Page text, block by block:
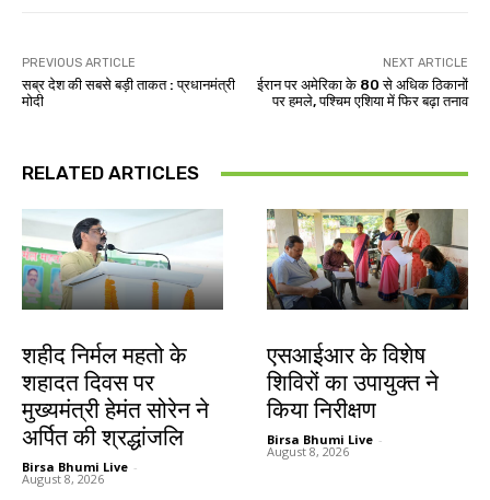
PREVIOUS ARTICLE
सब्र देश की सबसे बड़ी ताकत : प्रधानमंत्री
मोदी
NEXT ARTICLE
ईरान पर अमेरिका के 80 से अधिक ठिकानों
पर हमले, पश्चिम एशिया में फिर बढ़ा तनाव
RELATED ARTICLES
शहीद निर्मल महतो के
शहादत दिवस पर
मुख्यमंत्री हेमंत सोरेन ने
अर्पित की श्रद्धांजलि
Birsa Bhumi Live -
August 8, 2026
एसआईआर के विशेष
शिविरों का उपायुक्त ने
किया निरीक्षण
Birsa Bhumi Live -
August 8, 2026